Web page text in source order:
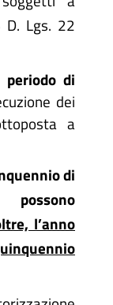
D. Lgs. 22
di
dei
a
di
possono
l’anno